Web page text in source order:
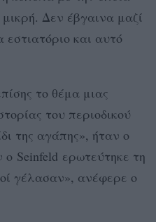
Δεν έβγαινα μαζί
και αυτό
το θέμα μιας
του περιοδικού
της αγάπης», ήταν ο
Seinfeld ερωτεύτηκε τη
γέλασαν», ανέφερε ο